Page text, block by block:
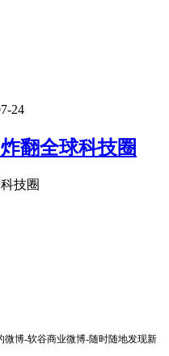
24
翻全球科技圈
科技圈
微博-软谷商业微博-随时随地发现新